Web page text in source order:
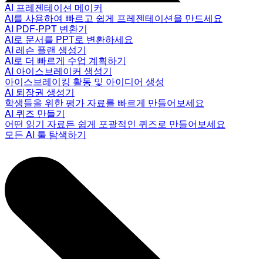
AI 프레젠테이션 메이커
AI를 사용하여 빠르고 쉽게 프레젠테이션을 만드세요
AI PDF-PPT 변환기
AI로 문서를 PPT로 변환하세요
AI 레슨 플랜 생성기
AI로 더 빠르게 수업 계획하기
AI 아이스브레이커 생성기
아이스브레이킹 활동 및 아이디어 생성
AI 퇴장권 생성기
학생들을 위한 평가 자료를 빠르게 만들어보세요
AI 퀴즈 만들기
어떤 읽기 자료든 쉽게 포괄적인 퀴즈로 만들어보세요
모든 AI 툴 탐색하기